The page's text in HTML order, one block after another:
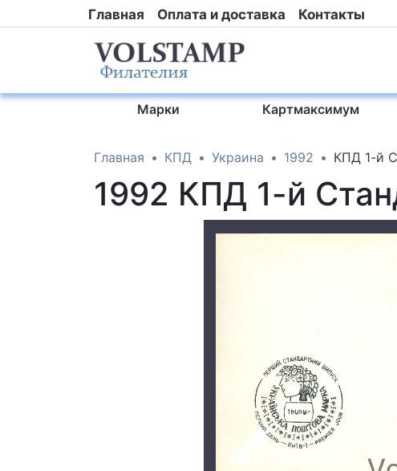
Главная Оплата и доставка Контакты
Марки Картмаксимум
Главная КПД Украина 1992 КПД 1-й
1992 КПД 1-й